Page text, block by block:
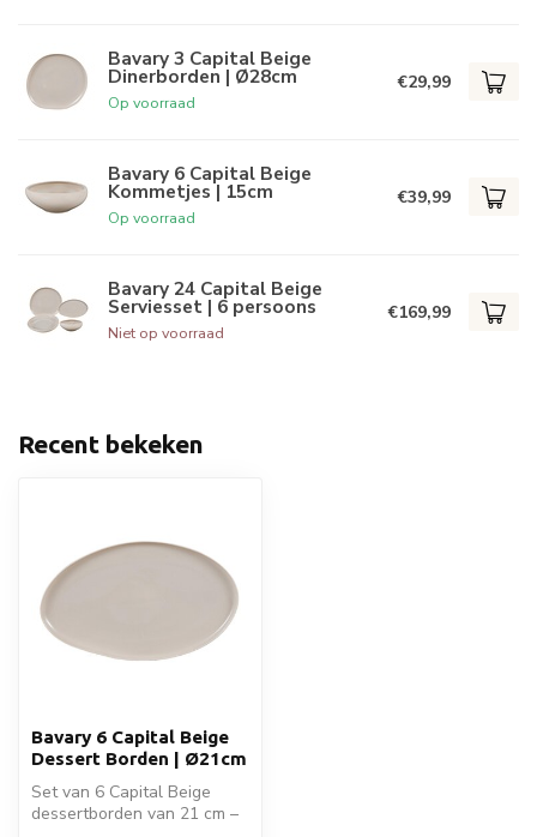
Bavary 3 Capital Beige
Dinerborden | Ø28cm
Op voorraad
€29,99
Bavary 6 Capital Beige
Kommetjes | 15cm
Op voorraad
€39,99
Bavary 24 Capital Beige
Serviesset | 6 persoons
Niet op voorraad
€169,99
Recent bekeken
Bavary 6 Capital Beige
Dessert Borden | Ø21cm
Set van 6 Capital Beige
dessertborden van 21 cm –